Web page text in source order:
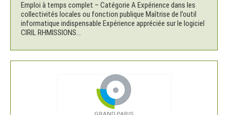
Emploi à temps complet – Catégorie A Expérience dans les
collectivités locales ou fonction publique Maîtrise de l’outil
informatique indispensable Expérience appréciée sur le logiciel
CIRIL RHMISSIONS...